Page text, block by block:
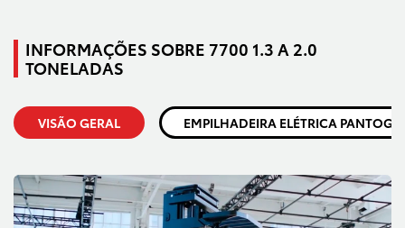
INFORMAÇÕES SOBRE 7700 1.3 A 2.0
TONELADAS
VISÃO GERAL EMPILHADEIRA ELÉTRICA